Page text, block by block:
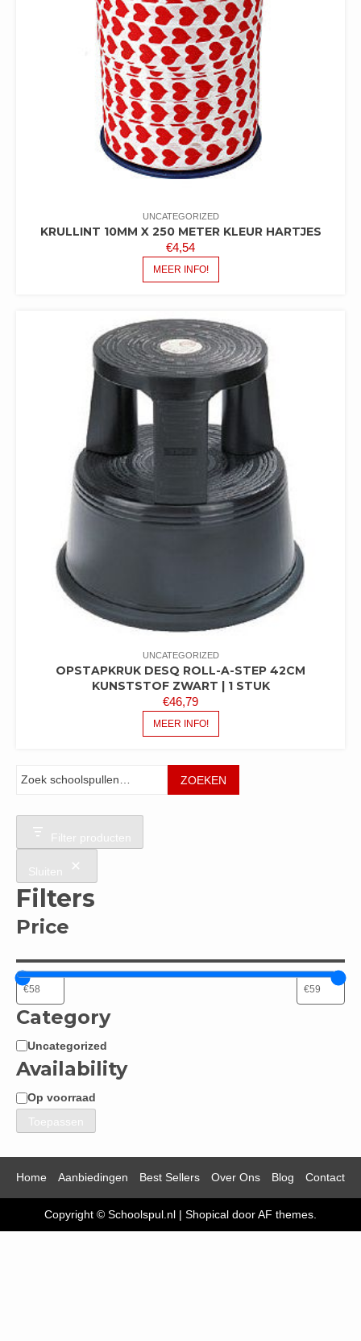
UNCATEGORIZED
KRULLINT 10MM X 250 METER KLEUR HARTJES
€4,54
MEER INFO!
UNCATEGORIZED
OPSTAPKRUK DESQ ROLL-A-STEP 42CM
KUNSTSTOF ZWART | 1 STUK
€46,79
MEER INFO!
ZOEKEN
Filter producten
Sluiten
Filters
Price
Category
Categorie
Uncategorized
Availability
Beschikbaarheid
Op voorraad
Toepassen
Home Aanbiedingen Best Sellers Over Ons Blog Contact
Copyright © Schoolspul.nl | Shopical door AF themes.